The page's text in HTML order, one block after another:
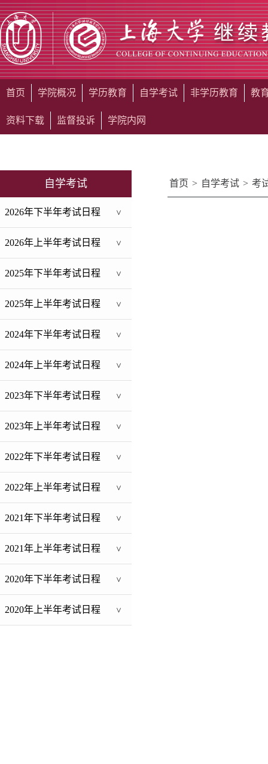
首页 学院概况 学历教育 自学考试 非学历教育 教
资料下载 监督投诉 学院内网
自学考试
2026年下半年考试日程 >
2026年上半年考试日程 >
2025年下半年考试日程 >
2025年上半年考试日程 >
2024年下半年考试日程 >
2024年上半年考试日程 >
2023年下半年考试日程 >
2023年上半年考试日程 >
2022年下半年考试日程 >
2022年上半年考试日程 >
2021年下半年考试日程 >
2021年上半年考试日程 >
2020年下半年考试日程 >
2020年上半年考试日程 >
首页 > 自学考试 > 考